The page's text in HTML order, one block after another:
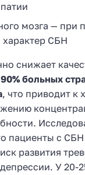
мозга — при
СБН
снижает
больных
, что приводит к
пациенты с
развития
У 20-